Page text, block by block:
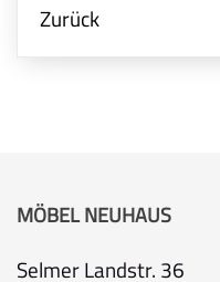
Zurück
MÖBEL NEUHAUS
Selmer Landstr. 36